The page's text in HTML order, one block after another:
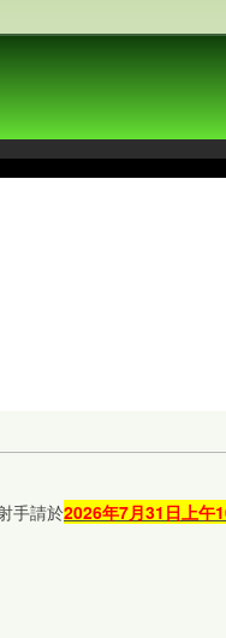
手請於2026年7月31 日上午